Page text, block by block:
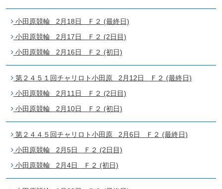
小田原競輪 2月18日 Ｆ２ (最終日)
小田原競輪 2月17日 Ｆ２ (2日目)
小田原競輪 2月16日 Ｆ２ (初日)
第２４５１回チャリロト小田原 2月12日 Ｆ２ (最終日)
小田原競輪 2月11日 Ｆ２ (2日目)
小田原競輪 2月10日 Ｆ２ (初日)
第２４４５回チャリロト小田原 2月6日 Ｆ２ (最終日)
小田原競輪 2月5日 Ｆ２ (2日目)
小田原競輪 2月4日 Ｆ２ (初日)